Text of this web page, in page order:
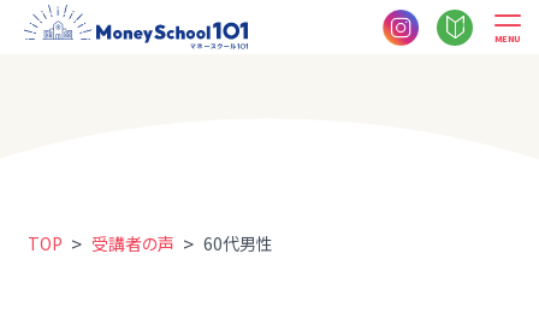
MENU
TOP > 受講者の声 > 60代男性